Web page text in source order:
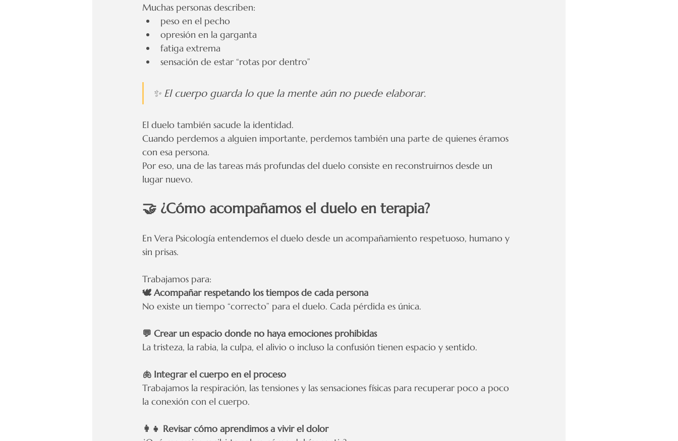
Muchas personas describen:
peso en el pecho
opresión en la garganta
fatiga extrema
sensación de estar “rotas por dentro”
✨ El cuerpo guarda lo que la mente aún no puede elaborar.
El duelo también sacude la identidad.
Cuando perdemos a alguien importante, perdemos también una parte de quienes éramos
con esa persona.
Por eso, una de las tareas más profundas del duelo consiste en reconstruirnos desde un
lugar nuevo.
🤝 ¿Cómo acompañamos el duelo en terapia?
En Vera Psicología entendemos el duelo desde un acompañamiento respetuoso, humano y
sin prisas.
Trabajamos para:
🕊️ Acompañar respetando los tiempos de cada persona
No existe un tiempo “correcto” para el duelo. Cada pérdida es única.
💬 Crear un espacio donde no haya emociones prohibidas
La tristeza, la rabia, la culpa, el alivio o incluso la confusión tienen espacio y sentido.
🫁 Integrar el cuerpo en el proceso
Trabajamos la respiración, las tensiones y las sensaciones físicas para recuperar poco a poco
la conexión con el cuerpo.
👩‍👧 Revisar cómo aprendimos a vivir el dolor